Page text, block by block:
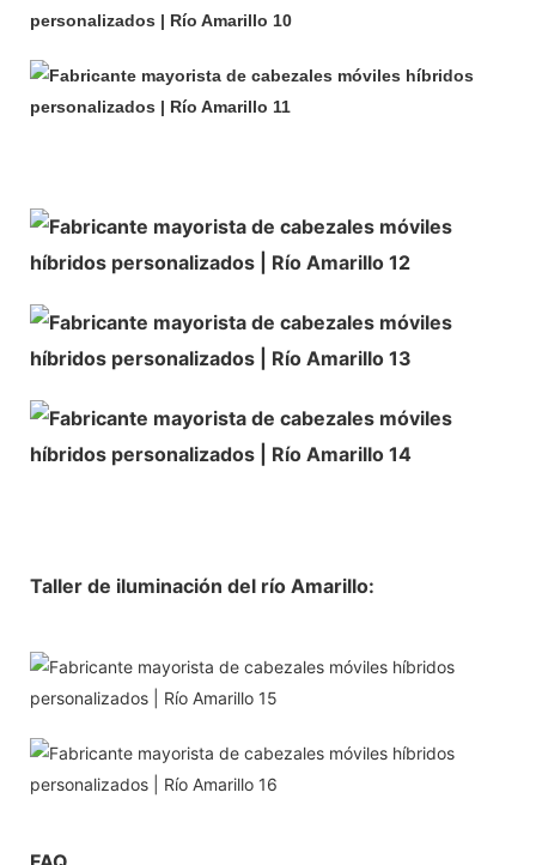
Taller de iluminación del río Amarillo: